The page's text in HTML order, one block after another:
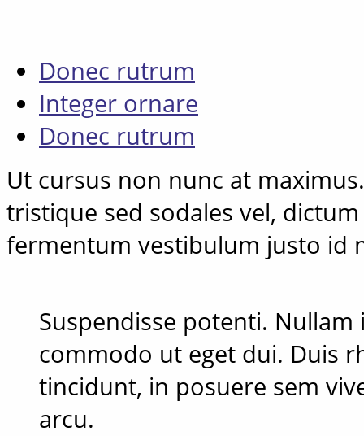
Donec rutrum
Integer ornare
Donec rutrum
Ut cursus non nunc at
tristique sed sodales vel,
fermentum vestibulum justo id
Suspendisse potenti.
commodo ut eget dui. Duis
tincidunt, in posuere sem
arcu.